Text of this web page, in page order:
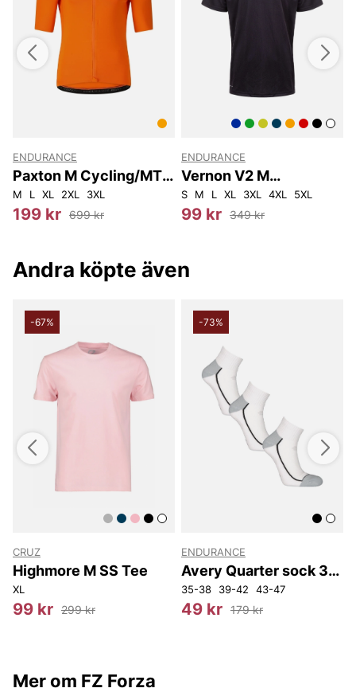
ENDURANCE
Paxton M Cycling/MTB
S/S Jersey
M L XL 2XL 3XL
199 kr 699 kr
ENDURANCE
Vernon V2 M
Performance S/S Tee
S M L XL 3XL 4XL 5XL
99 kr 349 kr
Andra köpte även
-67%
CRUZ
Highmore M SS Tee
XL
99 kr 299 kr
-73%
ENDURANCE
Avery Quarter sock 3-
pack
35-38 39-42 43-47
49 kr 179 kr
Mer om FZ Forza